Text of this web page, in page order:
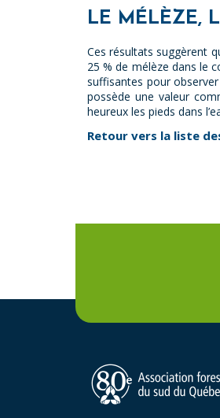
LE MÉLÈZE,
Ces résultats suggèrent
25 % de mélèze dans le
suffisantes pour
possède une valeur
heureux les pieds dans
Retour vers la liste